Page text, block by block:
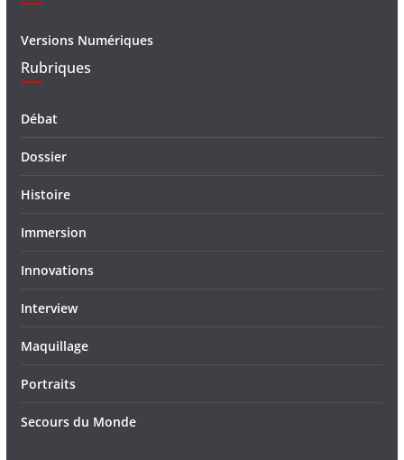
Versions Numériques
Rubriques
Débat
Dossier
Histoire
Immersion
Innovations
Interview
Maquillage
Portraits
Secours du Monde